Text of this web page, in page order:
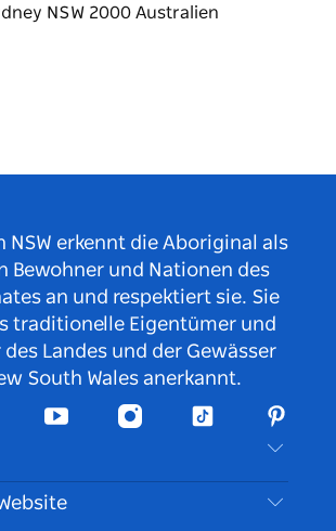
NSW erkennt die Aboriginal als
Bewohner und Nationen des
an und respektiert sie. Sie
traditionelle Eigentümer und
des Landes und der Gewässer
South Wales anerkannt.
YouTubeInstagramTikTok
uns